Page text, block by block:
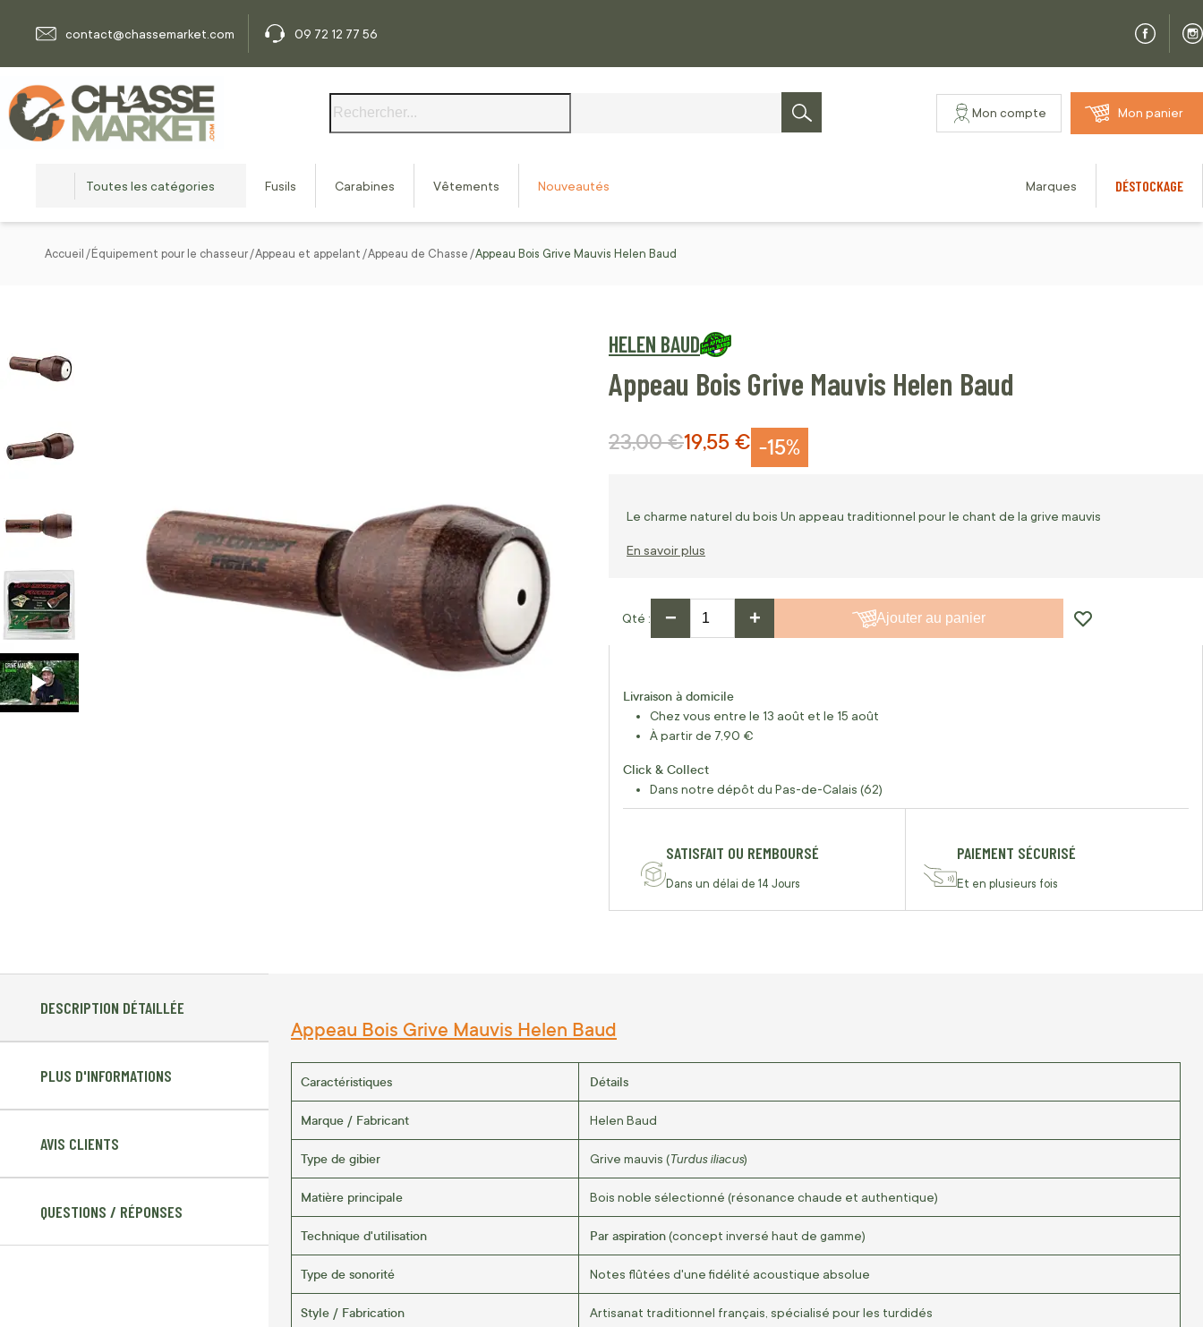
contact@chassemarket.com
09 72 12 77 56
Rechercher
Mon compte Mon panier
Toutes les catégories Fusils Carabines Vêtements Nouveautés Marques DÉSTOCKAGE
Accueil Équipement pour le chasseur Appeau et appelant Appeau de Chasse Appeau Bois Grive Mauvis Helen Baud
HELEN BAUD
Appeau Bois Grive Mauvis Helen Baud
-15%
Prix Spécial
19,55 €
Prix normal
23,00 €
Le charme naturel du bois Un appeau traditionnel pour le chant de la grive mauvis
En savoir plus
Qté − + Ajouter au panier
Livraison à domicile
Chez vous entre le 13 août et le 15 août
À partir de 7,90 €
Click & Collect
Dans notre dépôt du Pas-de-Calais (62)
SATISFAIT OU REMBOURSÉ
Dans un délai de 14 Jours
PAIEMENT SÉCURISÉ
Et en plusieurs fois
DESCRIPTION DÉTAILLÉE
PLUS D'INFORMATIONS
AVIS CLIENTS
QUESTIONS / RÉPONSES
Appeau Bois Grive Mauvis Helen Baud
Caractéristiques Détails
Marque / Fabricant Helen Baud
Type de gibier Grive mauvis (Turdus iliacus)
Matière principale Bois noble sélectionné (résonance chaude et authentique)
Technique d'utilisation Par aspiration(concept inversé haut de gamme)
Type de sonorité Notes flûtées d'une fidélité acoustique absolue
Style / Fabrication Artisanat traditionnel français, spécialisé pour les turdidés